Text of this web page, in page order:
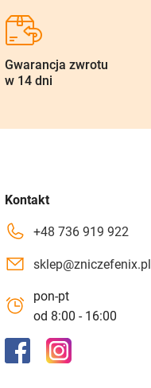
Gwarancja zwrotu
w 14 dni
Kontakt
+48 736 919 922
sklep@zniczefenix.pl
pon-pt
od 8:00 - 16:00